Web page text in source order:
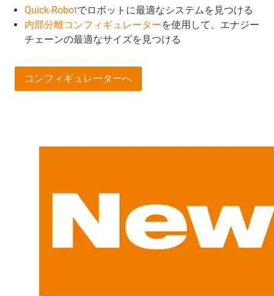
Quick-Robotでロボットに最適なシステムを見つける
内部分離コンフィギュレーターを使用して、エナジー
チェーンの最適なサイズを見つける
コンフィギュレーターへ